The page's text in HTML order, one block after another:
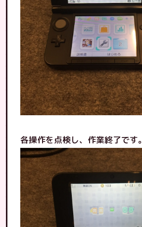
各操作を点検し、作業終了です。